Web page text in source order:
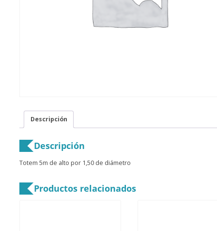
Descripción
Descripción
Totem 5m de alto por 1,50 de diámetro
Productos relacionados